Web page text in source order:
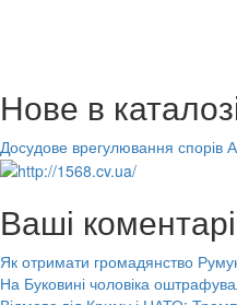
Нове в
Досудове врегулювання спорів
Ваші коментарі
Як отримати громадянство
На Буковині чоловіка